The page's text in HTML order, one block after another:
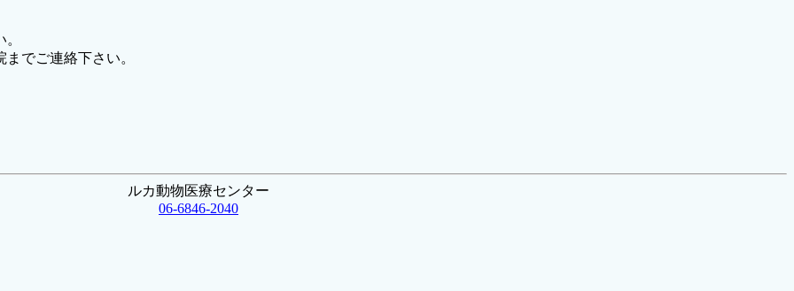
でご連絡下さい。
ルカ動物医療センター
06-6846-2040